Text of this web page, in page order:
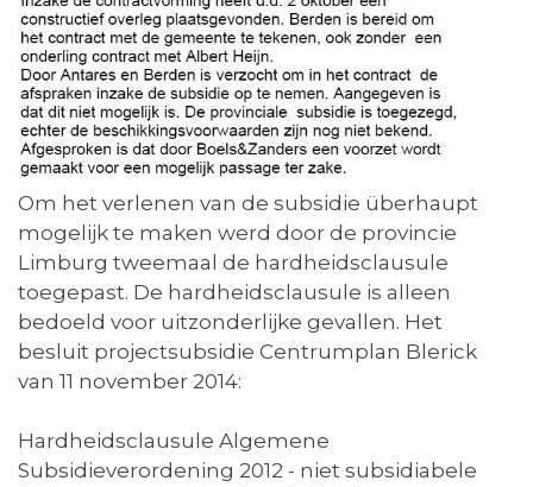
Om het verlenen van de subsidie überhaupt
mogelijk te maken werd door de provincie
Limburg tweemaal de hardheidsclausule
toegepast. De hardheidsclausule is alleen
bedoeld voor uitzonderlijke gevallen. Het
besluit projectsubsidie Centrumplan Blerick
van 11 november 2014:
Hardheidsclausule Algemene
Subsidieverordening 2012 - niet subsidiabele